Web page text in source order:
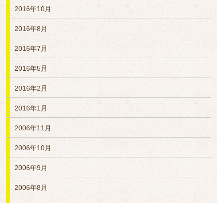
2016年10月
2016年8月
2016年7月
2016年5月
2016年2月
2016年1月
2006年11月
2006年10月
2006年9月
2006年8月